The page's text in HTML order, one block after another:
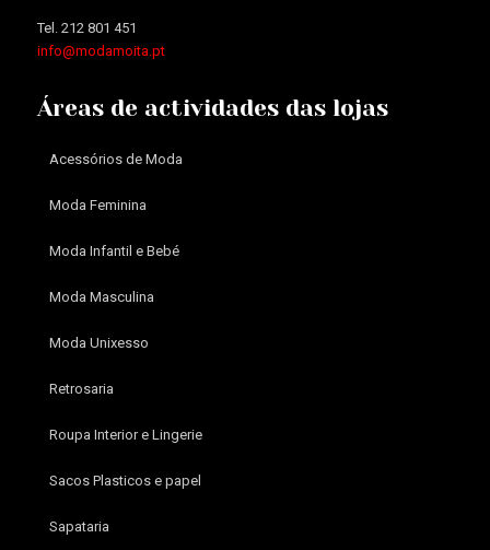
Tel. 212 801 451
info@modamoita.pt
Áreas de actividades das lojas
Acessórios de Moda
Moda Feminina
Moda Infantil e Bebé
Moda Masculina
Moda Unixesso
Retrosaria
Roupa Interior e Lingerie
Sacos Plasticos e papel
Sapataria